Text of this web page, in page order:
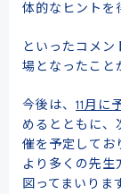
体的なヒントを
といったコメン
場となったこと
今後は、 11月に
めるとともに
催を予定してお
より多くの先生
図ってまいりま